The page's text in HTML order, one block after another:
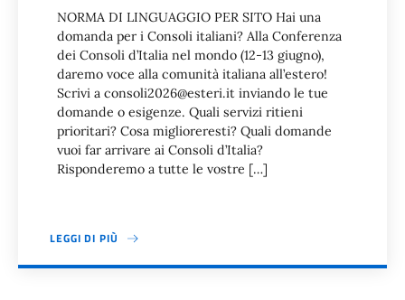
NORMA DI LINGUAGGIO PER SITO Hai una
domanda per i Consoli italiani? Alla Conferenza
dei Consoli d’Italia nel mondo (12-13 giugno),
daremo voce alla comunità italiana all’estero!
Scrivi a consoli2026@esteri.it inviando le tue
domande o esigenze. Quali servizi ritieni
prioritari? Cosa miglioreresti? Quali domande
vuoi far arrivare ai Consoli d’Italia?
Risponderemo a tutte le vostre […]
LEGGI DI PIÙ